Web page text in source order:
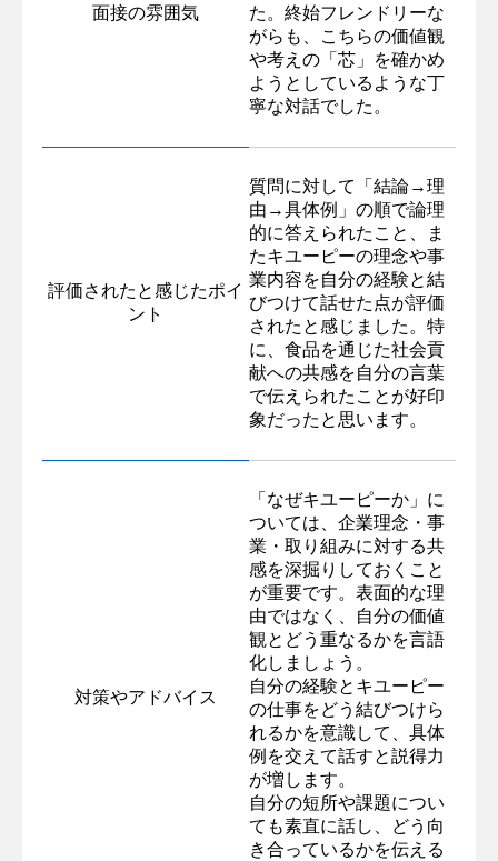
面接の雰囲気
た。終始フレンドリーな
がらも、こちらの価値観
や考えの「芯」を確かめ
ようとしているような丁
寧な対話でした。
評価されたと感じたポイ
ント
質問に対して「結論→理
由→具体例」の順で論理
的に答えられたこと、ま
たキユーピーの理念や事
業内容を自分の経験と結
びつけて話せた点が評価
されたと感じました。特
に、食品を通じた社会貢
献への共感を自分の言葉
で伝えられたことが好印
象だったと思います。
対策やアドバイス
「なぜキユーピーか」に
ついては、企業理念・事
業・取り組みに対する共
感を深掘りしておくこと
が重要です。表面的な理
由ではなく、自分の価値
観とどう重なるかを言語
化しましょう。
自分の経験とキユーピー
の仕事をどう結びつけら
れるかを意識して、具体
例を交えて話すと説得力
が増します。
自分の短所や課題につい
ても素直に話し、どう向
き合っているかを伝える